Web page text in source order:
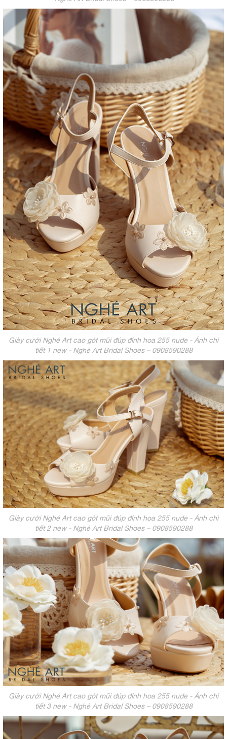
Giày cưới Nghé Art cao gót mũi đúp đính hoa 255 nude - Ảnh chi
tiết 1 new - Nghé Art Bridal Shoes – 0908590288
Giày cưới Nghé Art cao gót mũi đúp đính hoa 255 nude - Ảnh chi
tiết 2 new - Nghé Art Bridal Shoes – 0908590288
Giày cưới Nghé Art cao gót mũi đúp đính hoa 255 nude - Ảnh chi
tiết 3 new - Nghé Art Bridal Shoes – 0908590288